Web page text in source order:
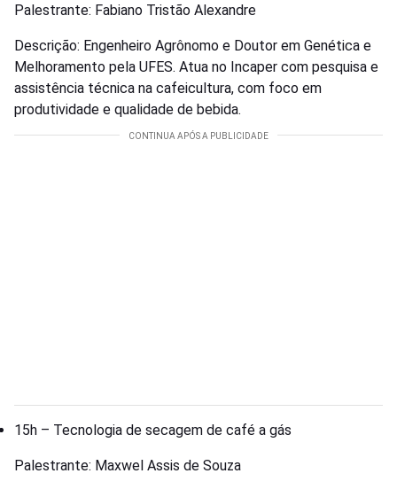
Palestrante: Fabiano Tristão Alexandre
Descrição: Engenheiro Agrônomo e Doutor em Genética e
Melhoramento pela UFES. Atua no Incaper com pesquisa e
assistência técnica na cafeicultura, com foco em
produtividade e qualidade de bebida.
15h – Tecnologia de secagem de café a gás
Palestrante: Maxwel Assis de Souza